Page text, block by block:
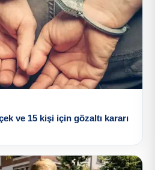
ve 15 kişi için gözaltı kararı